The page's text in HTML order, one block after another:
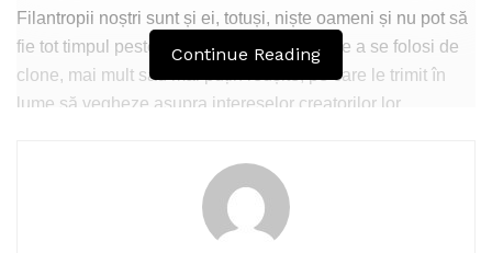
Filantropii noștri sunt și ei, totuși, niște oameni și nu pot să
fie tot timpul peste tot, de unde și nevoia de a se folosi de
clone, mai mult sau mai puțin reușite, pe care le trimit în
lume să vegheze asupra intereselor creatorilor lor.
american, care și-a descoperit pe la vreo 40 de ani, brusc
și deodată dragostea de România. Da, noi știm că
România este o țară care merită iubită, dar totuși nu poți să
nu te miri cum l-a pocnit pe americanul Lothrop dragostea
Continue Reading